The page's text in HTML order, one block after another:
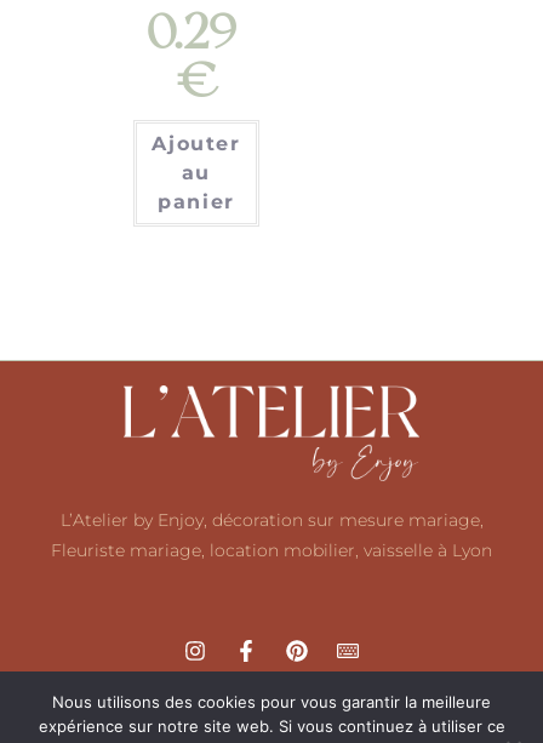
0.29
€
Ajouter
au
panier
L’Atelier by Enjoy, décoration sur mesure mariage,
Fleuriste mariage, location mobilier, vaisselle à Lyon
Nous utilisons des cookies pour vous garantir la meilleure
expérience sur notre site web. Si vous continuez à utiliser ce